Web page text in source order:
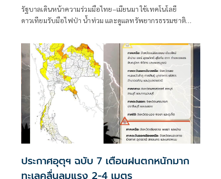
รัฐบาลเดินหน้าความร่วมมือไทย–เมียนมา ใช้เทคโนโลยี
ดาวเทียมรับมือไฟป่า น้ำท่วม และดูแลทรัพยากรธรรมชาติ
ประกาศอุตุฯ ฉบับ 7 เตือนฝนตกหนักมาก
ทะเลคลื่นลมแรง 2-4 เมตร